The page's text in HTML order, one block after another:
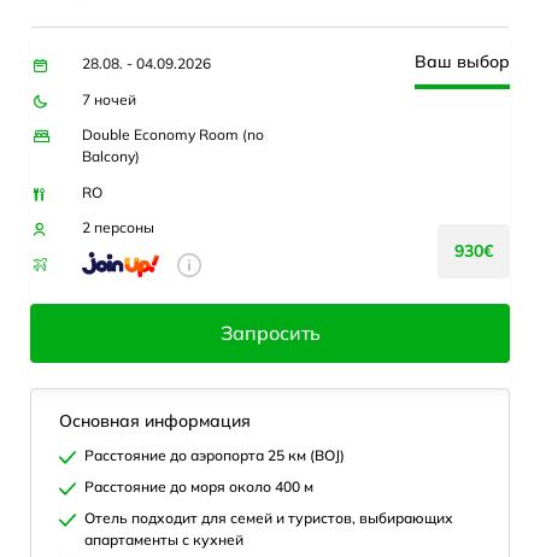
28.08. - 04.09.2026
7 ночей
Double Economy Room (no
Balcony)
RO
2 персоны
Ваш выбор
930€
Запросить
Основная информация
Расстояние до аэропорта 25 км (BOJ)
Расстояние до моря около 400 м
Отель подходит для семей и туристов, выбирающих
апартаменты с кухней